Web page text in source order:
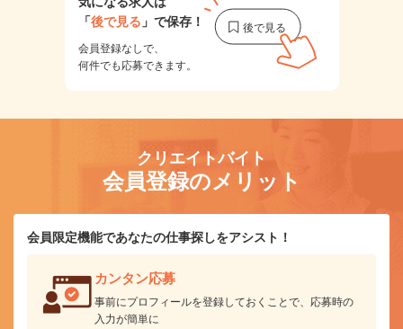
「後で見る 」で保存！
会員登録なしで、
何件でも応募できます。
クリエイトバイト
会員登録のメリット
会員限定機能であなたの仕事探しをアシスト！
カンタン応募
事前にプロフィールを登録しておくことで、応募時の
入力が簡単に